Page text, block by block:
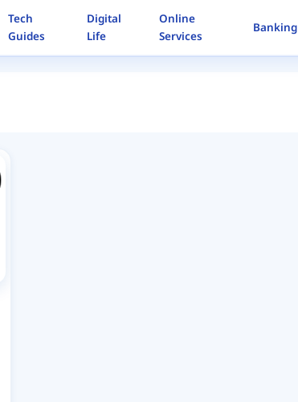
Tech
Guides
Digital
Life
Online
Services
Banking